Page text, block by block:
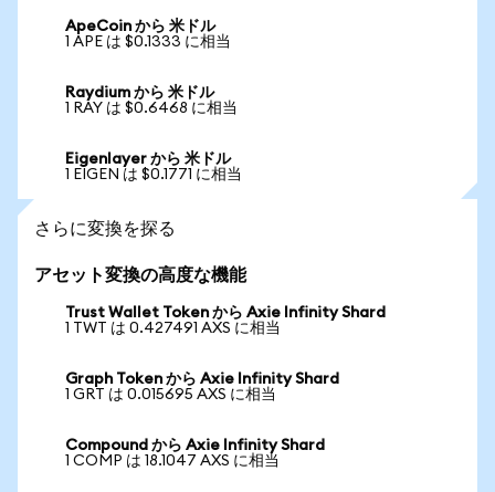
ApeCoin から 米ドル
1 APE は $0.1333 に相当
Raydium から 米ドル
1 RAY は $0.6468 に相当
Eigenlayer から 米ドル
1 EIGEN は $0.1771 に相当
さらに変換を探る
アセット変換の高度な機能
Trust Wallet Token から Axie Infinity Shard
1 TWT は 0.427491 AXS に相当
Graph Token から Axie Infinity Shard
1 GRT は 0.015695 AXS に相当
Compound から Axie Infinity Shard
1 COMP は 18.1047 AXS に相当